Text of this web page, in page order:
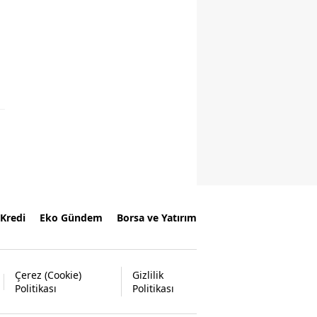
Kredi Eko Gündem Borsa ve Yatırım
Çerez (Cookie)
Politikası
Gizlilik
Politikası